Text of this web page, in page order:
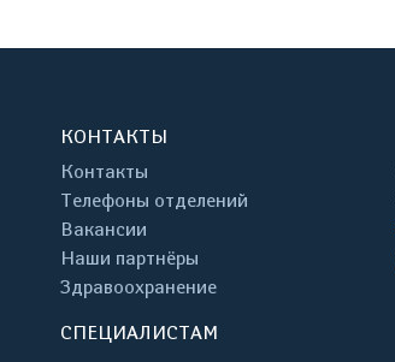
КОНТАКТЫ
Контакты
Телефоны отделений
Вакансии
Наши партнёры
Здравоохранение
СПЕЦИАЛИСТАМ